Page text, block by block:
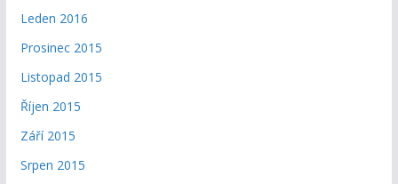
Leden 2016
Prosinec 2015
Listopad 2015
Říjen 2015
Září 2015
Srpen 2015